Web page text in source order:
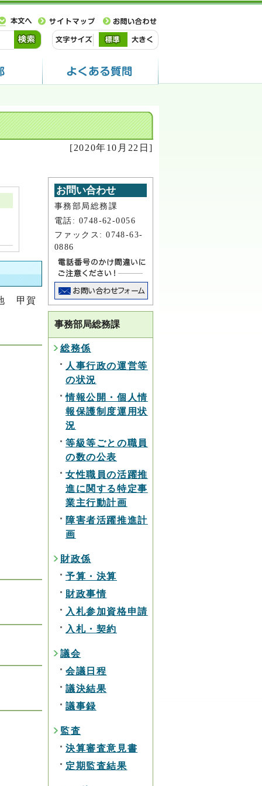
[2020年10月22日]
甲賀
お問い合わせ
事務部局総務課
電話: 0748-62-0056
ファックス: 0748-63-
0886
事務部局総務課
総務係
人事行政の運営等
の状況
情報公開・個人情
報保護制度運用状
況
等級等ごとの職員
の数の公表
女性職員の活躍推
進に関する特定事
業主行動計画
障害者活躍推進計
画
財政係
予算・決算
財政事情
入札参加資格申請
入札・契約
議会
会議日程
議決結果
議事録
監査
決算審査意見書
定期監査結果